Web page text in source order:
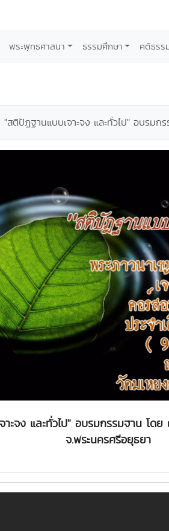
พระพุทธศาสนา ธรรมศึกษา คติธรร
"สติปัฏฐานแบบเจาะจง และทั่วไป" อบรม
าะจง และทั่วไป" อบรมกรรมฐาน โ
จ.พระนครศรีอยุธยา